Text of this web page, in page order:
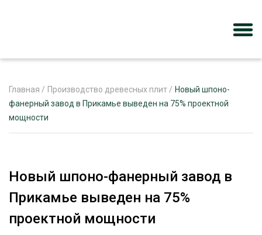
ЖУРНАЛ «ЛЕСНОЙ КОМПЛЕКС»
РЕКЛАМОДАТЕЛЯМ
Главная / Производство древесных плит / Новый шпоно-
фанерный завод в Прикамье выведен на 75% проектной
мощности
Новый шпоно-фанерный завод в
Прикамье выведен на 75%
проектной мощности